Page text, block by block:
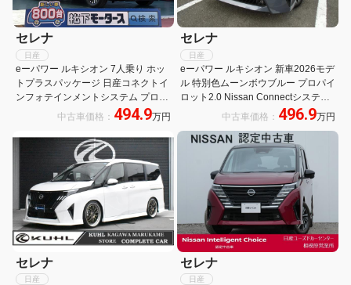
セレナ
日産
eーパワー ルキシオン 7人乗り ホッ
トプラスパッケージ 日産コネクトイ
ンフォテインメントシステム プロパ
イロット2.0 アラウンドビューモニ
ヘッドアップディスプレイ 登録済未
中古車価格： 494.9万円
セレナ
日産
eーパワー ルキシオン 新車2026モデ
ル 特別色ムーンボウブルー プロパイ
ロット2.0 Nissan Connectシステム
アラウンドビューモニター 前後ドラ
中古車価格： 496.9万円
セレナ
日産
セレナ
日産